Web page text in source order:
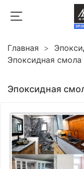
Главная
Эпоксидная смола
Эпоксидная